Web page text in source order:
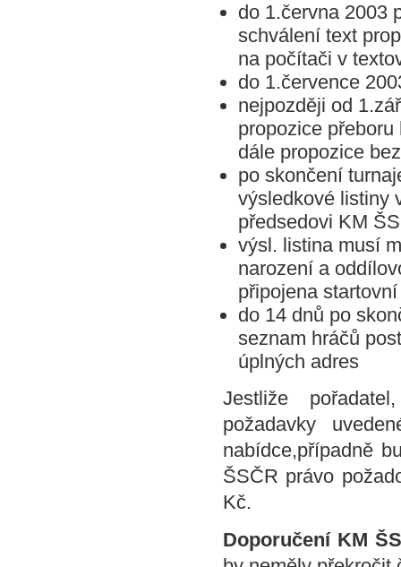
do 1.června 2003
schválení text
na počítači v
do 1.července
nejpozději od
propozice
dále propozice
po skončení
výsledkové listiny
předsedovi KM
výsl. listina musí
narození a
připojena
do 14 dnů po
seznam hráčů
úplných adres
Jestliže
požadavky
nabídce,případně
ŠSČR právo
Kč.
Doporučení KM